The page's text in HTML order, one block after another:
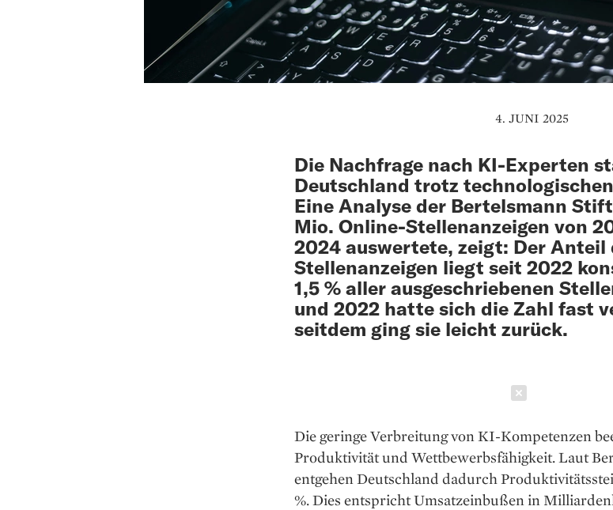
4. JUNI 2025
Die Nachfrage nach KI-Experten
Deutschland trotz
Eine Analyse der Bertelsmann
Mio. Online-Stellenanzeigen von
2024 auswertete, zeigt: Der Anteil
Stellenanzeigen liegt seit 2022
1,5 % aller ausgeschriebenen
und 2022 hatte sich die Zahl fast
seitdem ging sie leicht zurück.
Die geringe Verbreitung von KI-Kompetenzen
Produktivität und Wettbewerbsfähigkeit. Laut
entgehen Deutschland dadurch
%. Dies entspricht Umsatzeinbußen in